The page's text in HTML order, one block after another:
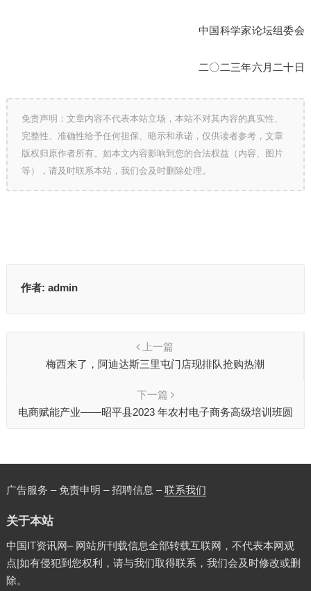
中国科学家论坛组委会
二〇二三年六月二十日
免责声明：文章内容不代表本站立场，本站不对其内容的真实性、
完整性、准确性给予任何担保、暗示和承诺，仅供读者参考，文章
版权归原作者所有。如本文内容影响到您的合法权益（内容、图片
等），请及时联系本站，我们会及时删除处理。
作者: admin
上一篇
梅西来了，阿迪达斯三里屯门店现排队抢购热潮
下一篇
电商赋能产业——昭平县2023 年农村电子商务高级培训班圆
广告服务 – 免责申明 – 招聘信息 –联系我们
关于本站
中国IT资讯网– 网站所刊载信息全部转载互联网，不代表本网观
点|如有侵犯到您权利，请与我们取得联系，我们会及时修改或删
除。